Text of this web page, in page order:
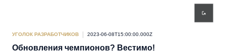
УГОЛОК РАЗРАБОТЧИКОВ 2023-06-08T15:00:00.000Z
Обновления чемпионов? Вестимо!